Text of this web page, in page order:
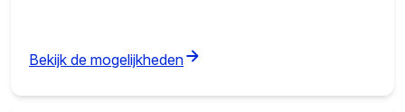
Bekijk de mogelijkheden